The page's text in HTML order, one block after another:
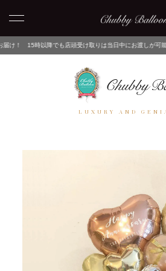
も店頭受け取りは当日中にお渡しが可能！ ネットでご
LUXURY AND